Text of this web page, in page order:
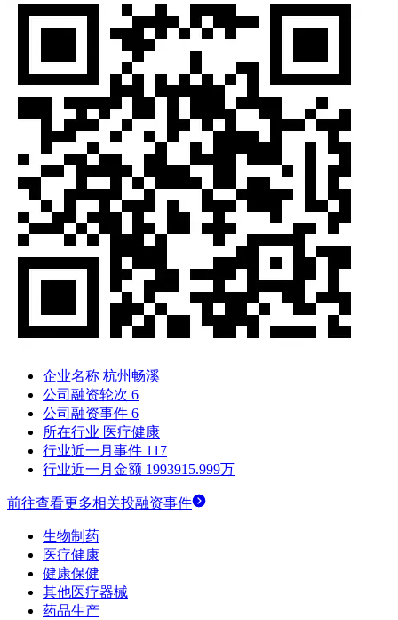
企业名称 杭州畅溪
公司融资轮次 6
公司融资事件 6
所在行业 医疗健康
行业近一月事件 117
行业近一月金额 1993915.999万
前往查看更多相关投融资事件
生物制药
医疗健康
健康保健
其他医疗器械
药品生产